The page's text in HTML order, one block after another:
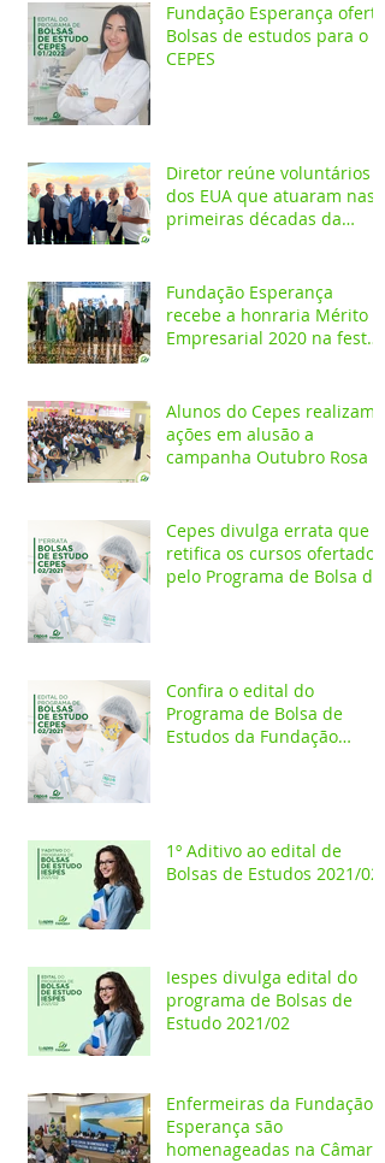
Fundação Esperança oferta
Bolsas de estudos para o
CEPES
Diretor reúne voluntários
dos EUA que atuaram nas
primeiras décadas da
Fundação Esperança
recebe a honraria Mérito
Empresarial 2020 na festa
Alunos do Cepes realizam
ações em alusão a
campanha Outubro Rosa
Cepes divulga errata que
retifica os cursos ofertados
pelo Programa de Bolsa de
Confira o edital do
Programa de Bolsa de
Estudos da Fundação
1º Aditivo ao edital de
Bolsas de Estudos 2021/02
Iespes divulga edital do
programa de Bolsas de
Estudo 2021/02
Enfermeiras da Fundação
Esperança são
homenageadas na Câmara